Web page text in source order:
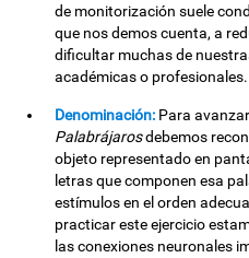
de monitorización suele
que nos demos cuenta, a
dificultar muchas de
académicas o profesionales.
Denominación: Para
Palabrájarosdebemos
objeto representado en
letras que componen esa
estímulos en el orden
practicar este ejercicio
las conexiones neuronales